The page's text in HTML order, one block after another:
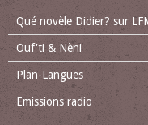
Qué novèle Didier? sur
Ouf'ti & Nèni
Plan-Langues
Emissions radio